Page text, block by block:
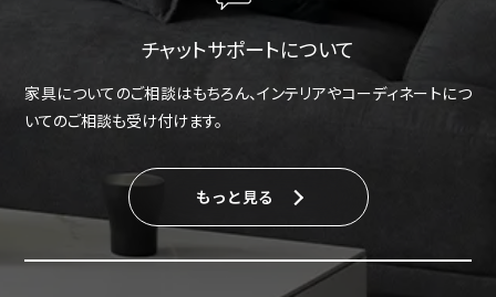
チャットサポートについて
家具についてのご相談はもちろん、インテリアやコーディネートにつ
いてのご相談も受け付けます。
もっと見る